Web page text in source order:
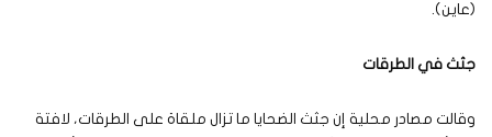
(عاين).
جثث في الطرقات
وقالت مصادر محلية إن جثث الضحايا ما تزال ملقاة على الطرقات، لافتة